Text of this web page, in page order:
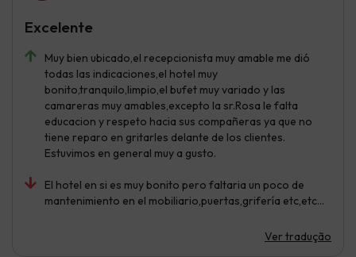
Muy bien ubicado,el recepcionista muy amable me dió
todas las indicaciones,el hotel muy
bonito,tranquilo,limpio,el bufet muy variado y las
camareras muy amables,excepto la sr.Rosa le falta
educacion y respeto hacia sus compañeras ya que no
tiene reparo en gritarles delante de los clientes.
Estuvimos en general muy a gusto.
El hotel en si es muy bonito pero faltaria un poco de
mantenimiento en el mobiliario,puertas,grifería etc,etc...
Ver tradução
Excelente